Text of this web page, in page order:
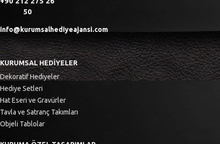
50
info@kurumsalhediyeajansi.com
KURUMSAL HEDIYELER
Dekoratif Hediyeler
Hediye Setleri
Hat Eseri ve Gravürler
Tavla ve Satranç Takımları
Objeli Tablolar